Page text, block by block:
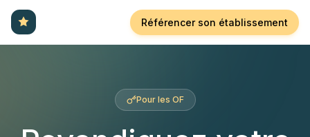
Référencer son établissement
Pour les OF